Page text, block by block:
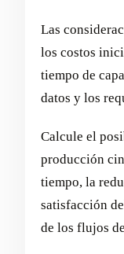
Las
los costos
tiempo de
datos y los
Calcule el
producción
tiempo, la
satisfacción
de los flujos